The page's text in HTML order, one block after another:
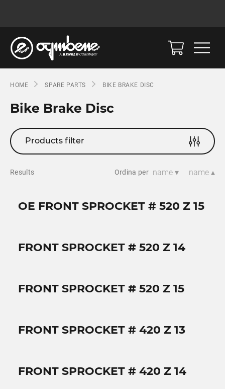
HOME SPARE PARTS BIKE BRAKE DISC
Bike Brake Disc
Products filter
Results Ordina per name ▾ name ▴
OE FRONT SPROCKET # 520 Z 15
FRONT SPROCKET # 520 Z 14
FRONT SPROCKET # 520 Z 15
FRONT SPROCKET # 420 Z 13
FRONT SPROCKET # 420 Z 14